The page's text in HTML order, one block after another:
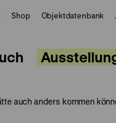
Shop Objektdatenbank
auch anders kommen